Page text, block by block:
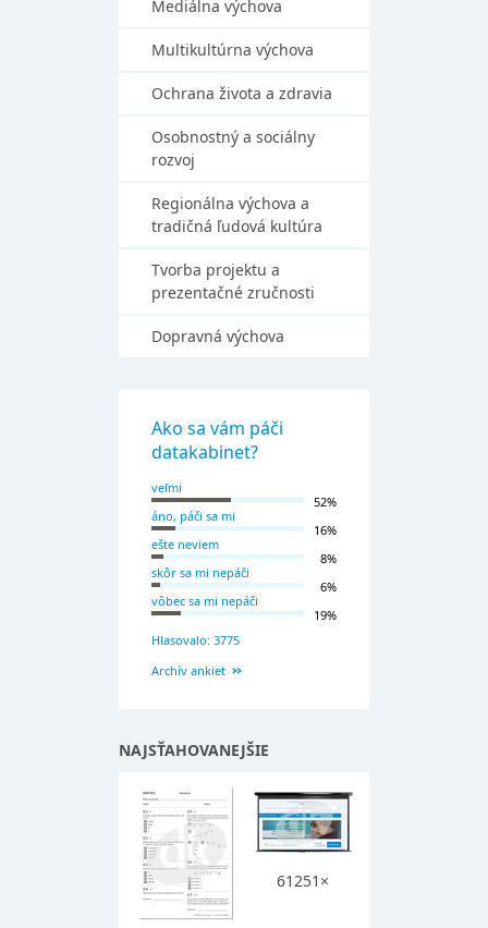
Mediálna výchova
Multikultúrna výchova
Ochrana života a zdravia
Osobnostný a sociálny
rozvoj
Regionálna výchova a
tradičná ľudová kultúra
Tvorba projektu a
prezentačné zručnosti
Dopravná výchova
Ako sa vám páči
datakabinet?
veľmi
52%
áno, páči sa mi
16%
ešte neviem
8%
skôr sa mi nepáči
6%
vôbec sa mi nepáči
19%
Hlasovalo: 3775
Archív ankiet
NAJSŤAHOVANEJŠIE
61251×